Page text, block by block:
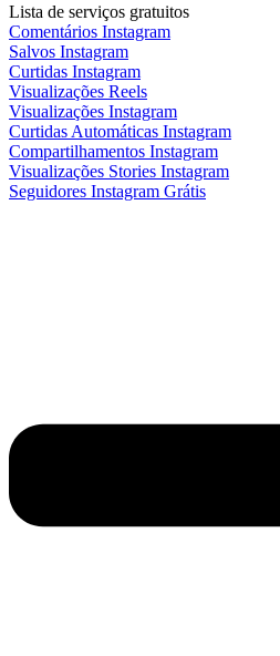
Lista de serviços gratuitos
Comentários Instagram
Salvos Instagram
Curtidas Instagram
Visualizações Reels
Visualizações Instagram
Curtidas Automáticas Instagram
Compartilhamentos Instagram
Visualizações Stories Instagram
Seguidores Instagram Grátis